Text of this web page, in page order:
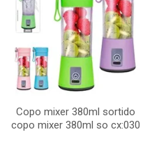
Copo mixer 380ml sortido
copo mixer 380ml so cx:030